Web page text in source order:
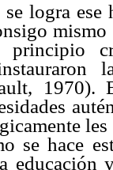
logra
principio
1970).
se hace
educación